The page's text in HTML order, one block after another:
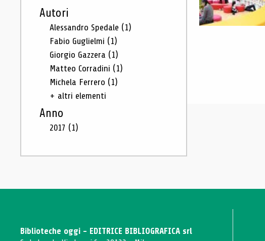
Autori
Alessandro Spedale (1)
Fabio Guglielmi (1)
Giorgio Gazzera (1)
Matteo Corradini (1)
Michela Ferrero (1)
+ altri elementi
Anno
2017 (1)
Biblioteche oggi - EDITRICE BIBLIOGRAFICA srl